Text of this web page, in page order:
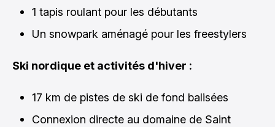
1 tapis roulant pour les débutants
Un snowpark aménagé pour les freestylers
Ski nordique et activités d'hiver :
17 km de pistes de ski de fond balisées
Connexion directe au domaine de Saint